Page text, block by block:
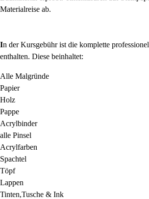
Materialreise ab.
In der Kursgebühr ist die komplette
enthalten. Diese beinhaltet:
Alle Malgründe
Papier
Holz
Pappe
Acrylbinder
alle Pinsel
Acrylfarben
Spachtel
Töpf
Lappen
Tinten,Tusche & Ink